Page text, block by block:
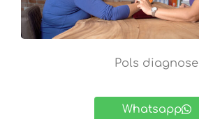
Pols diagnose
Whatsapp